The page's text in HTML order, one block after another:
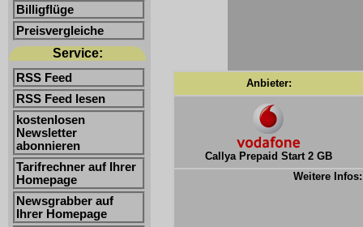
Billigflüge
Preisvergleiche
Service:
RSS Feed
RSS Feed lesen
kostenlosen
Newsletter
abonnieren
Tarifrechner auf Ihrer
Homepage
Newsgrabber auf
Ihrer Homepage
Anbieter:
Callya Prepaid Start 2 GB
Weitere Infos: